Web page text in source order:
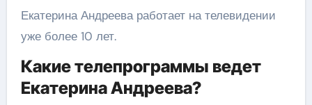
Екатерина Андреева работает на телевидении
уже более 10 лет.
Какие телепрограммы ведет
Екатерина Андреева?